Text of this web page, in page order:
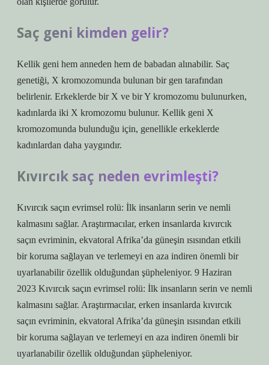
Saç geni kimden gelir?
Kellik geni hem anneden hem de babadan alınabilir. Saç
genetiği, X kromozomunda bulunan bir gen tarafından
belirlenir. Erkeklerde bir X ve bir Y kromozomu bulunurken,
kadınlarda iki X kromozomu bulunur. Kellik geni X
kromozomunda bulunduğu için, genellikle erkeklerde
kadınlardan daha yaygındır.
Kıvırcık saç neden evrimleşti?
Kıvırcık saçın evrimsel rolü: İlk insanların serin ve nemli
kalmasını sağlar. Araştırmacılar, erken insanlarda kıvırcık
saçın evriminin, ekvatoral Afrika’da güneşin ısısından etkili
bir koruma sağlayan ve terlemeyi en aza indiren önemli bir
uyarlanabilir özellik olduğundan şüpheleniyor. 9 Haziran
2023 Kıvırcık saçın evrimsel rolü: İlk insanların serin ve nemli
kalmasını sağlar. Araştırmacılar, erken insanlarda kıvırcık
saçın evriminin, ekvatoral Afrika’da güneşin ısısından etkili
bir koruma sağlayan ve terlemeyi en aza indiren önemli bir
uyarlanabilir özellik olduğundan şüpheleniyor.